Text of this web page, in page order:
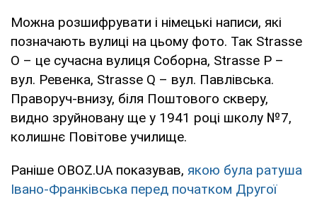
Можна розшифрувати і німецькі написи, які
позначають вулиці на цьому фото. Так Strasse
O – це сучасна вулиця Соборна, Strasse P –
вул. Ревенка, Strasse Q – вул. Павлівська.
Праворуч-внизу, біля Поштового скверу,
видно зруйновану ще у 1941 році школу №7,
колишнє Повітове училище.
Раніше OBOZ.UA показував, якою була ратуша
Івано-Франківська перед початком Другої